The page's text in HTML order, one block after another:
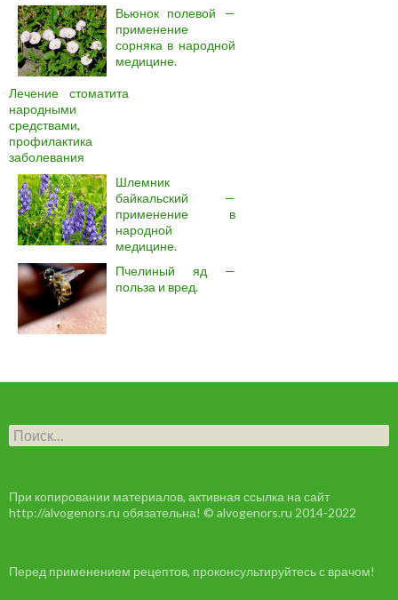
Вьюнок полевой —
применение
сорняка в народной
медицине.
Лечение стоматита
народными
средствами,
профилактика
заболевания
Шлемник
байкальский —
применение в
народной
медицине.
Пчелиный яд —
польза и вред.
Н
а
и
:
При копировании материалов, активная ссылка на сайт
http://alvogenors.ru обязательна! © alvogenors.ru 2014-2022
Перед применением рецептов, проконсультируйтесь с врачом!